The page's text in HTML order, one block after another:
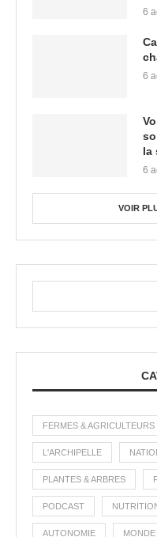
6
6
la
6
VOIR
FERMES & AGRICULTEURS
L'ARCHIPELLE
PLANTES & ARBRES
PODCAST
AUTONOMIE MONDE